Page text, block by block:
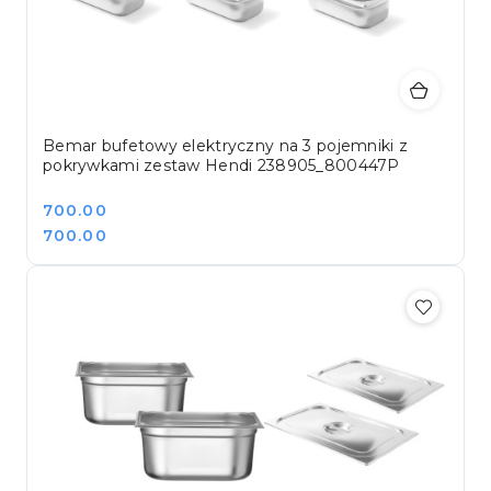
Bemar bufetowy elektryczny na 3 pojemniki z
pokrywkami zestaw Hendi 238905_800447P
Cena:
700.00
Cena:
700.00